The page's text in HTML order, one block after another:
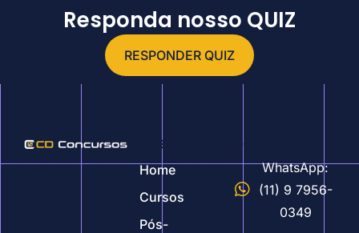
Responda nosso QUIZ
RESPONDER QUIZ
Nosso site
Home
Cursos
Pós-
Contatos
WhatsApp:
(11) 9 7956-
0349